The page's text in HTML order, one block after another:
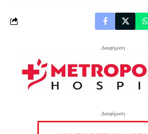
- Διαφήμιση -
- Διαφήμιση -